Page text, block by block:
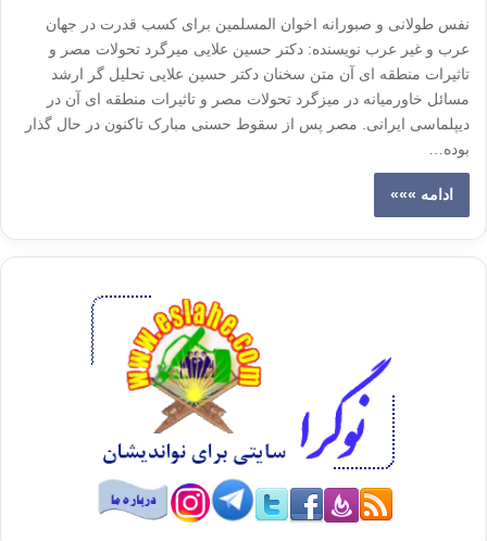
نفس طولانی و صبورانه اخوان المسلمین برای کسب قدرت در جهان
عرب و غیر عرب نویسنده: دکتر حسین علایی میرگرد تحولات مصر و
تاثیرات منطقه ای آن متن سخنان دکتر حسین علایی تحلیل گر ارشد
مسائل خاورمیانه در میزگرد تحولات مصر و تاثیرات منطقه ای آن در
دیپلماسی ایرانی. مصر پس از سقوط حسنی مبارک تاکنون در حال گذار
بوده…
ادامه »»»